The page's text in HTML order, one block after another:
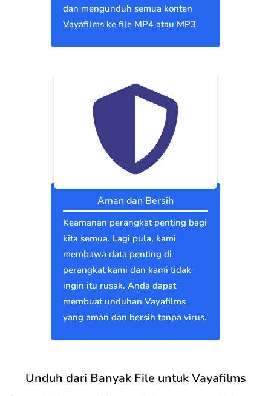
dan mengunduh semua konten
Vayafilms ke file MP4 atau MP3.
Aman dan Bersih
Keamanan perangkat penting bagi
kita semua. Lagi pula, kami
membawa data penting di
perangkat kami dan kami tidak
ingin itu rusak. Anda dapat
membuat unduhan Vayafilms
yang aman dan bersih tanpa virus.
Unduh dari Banyak File untuk Vayafilms